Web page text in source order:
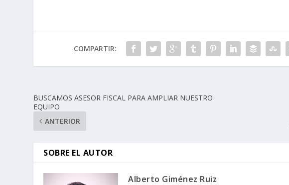
COMPARTIR:
BUSCAMOS ASESOR FISCAL PARA AMPLIAR NUESTRO
EQUIPO
ANTERIOR
SOBRE EL AUTOR
Alberto Giménez Ruiz